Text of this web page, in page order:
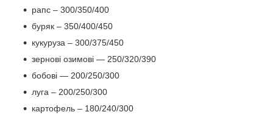
рапс – 300/350/400
буряк – 350/400/450
кукуруза – 300/375/450
зернові озимові — 250/320/390
бобові — 200/250/300
луга – 200/250/300
картофель – 180/240/300